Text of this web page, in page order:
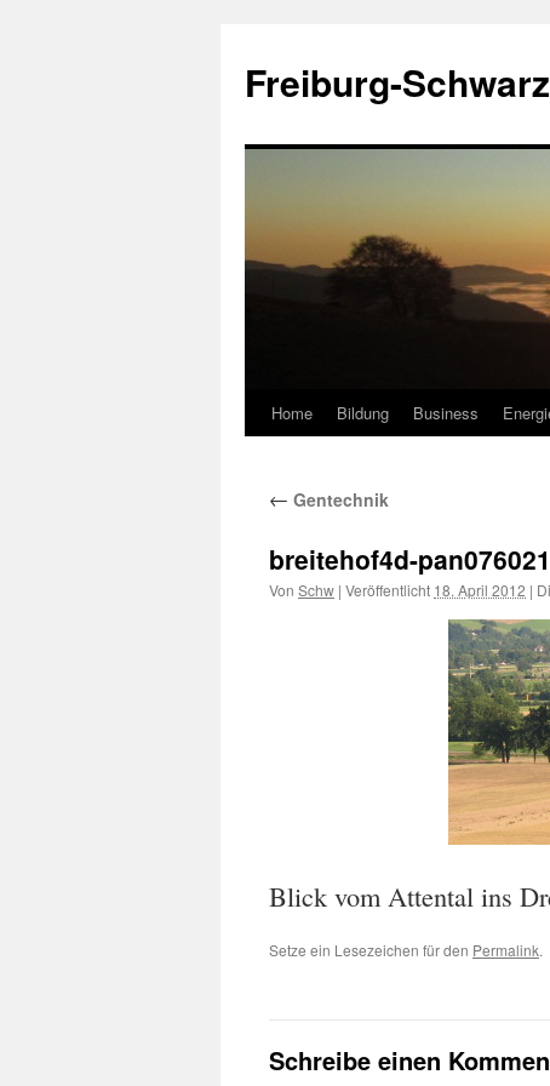
springen
Freiburg-
Home Bildung Business
← Gentechnik
breitehof4d-pan076021
Von Schw | Veröffentlicht 18. April 2012 |
Blick vom Attental ins
Setze ein Lesezeichen für den Permalink.
Schreibe einen